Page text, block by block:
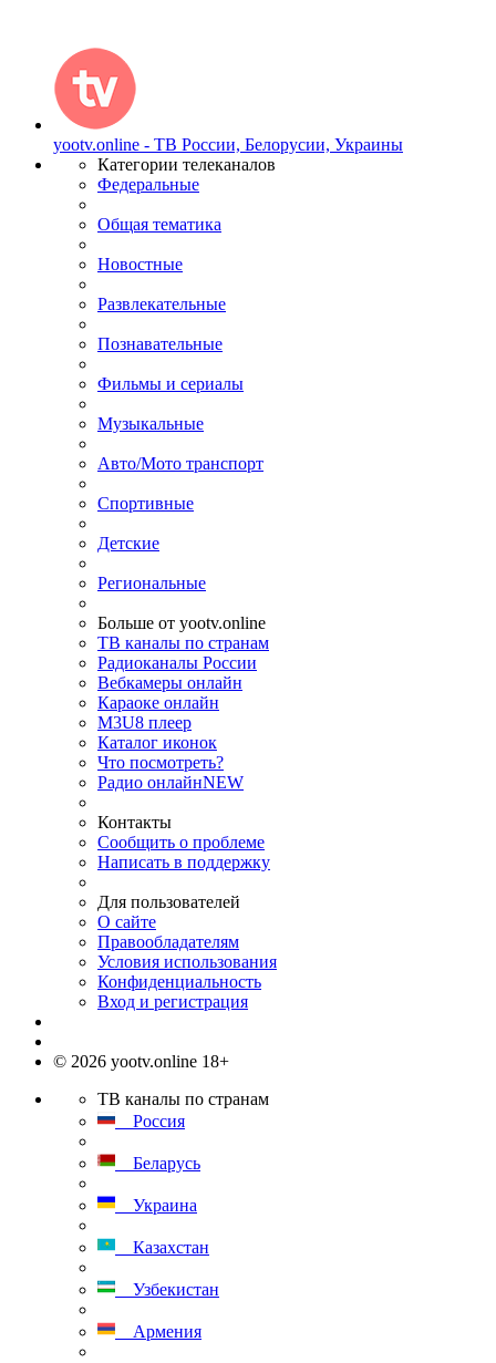
yootv.online - ТВ России, Белорусии, Украины
Категории телеканалов
Федеральные
Общая тематика
Новостные
Развлекательные
Познавательные
Фильмы и сериалы
Музыкальные
Авто/Мото транспорт
Спортивные
Детские
Региональные
Больше от yootv.online
ТВ каналы по странам
Радиоканалы России
Вебкамеры онлайн
Караоке онлайн
M3U8 плеер
Каталог иконок
Что посмотреть?
Радио онлайнNEW
Контакты
Сообщить о проблеме
Написать в поддержку
Для пользователей
О сайте
Правообладателям
Условия использования
Конфиденциальность
Вход и регистрация
© 2026 yootv.online 18+
ТВ каналы по странам
Россия
Беларусь
Украина
Казахстан
Узбекистан
Армения